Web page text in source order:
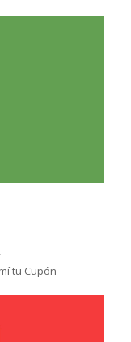
tu Cupón